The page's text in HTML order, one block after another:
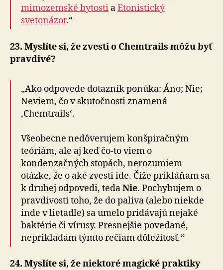
mimozemské bytosti aEtonistický
svetonázor.“
23. Myslíte si, že zvesti o Chemtrails môžu byť
pravdivé?
„Ako odpovede dotazník ponúka: Áno; Nie;
Neviem, čo v skutočnosti znamená
‚Chemtrails‘.
Všeobecne nedôverujem konšpiračným
teóriám, ale aj keď čo-to viem o
kondenzačných stopách, nerozumiem
otázke, že o aké zvesti ide. Čiže prikláňam sa
k druhej odpovedi, tedaNie. Pochybujem o
pravdivosti toho, že do paliva (alebo niekde
inde v lietadle) sa umelo pridávajú nejaké
baktérie či vírusy. Presnejšie povedané,
neprikladám týmto rečiam dôležitosť.“
24. Myslíte si, že niektoré magické praktiky